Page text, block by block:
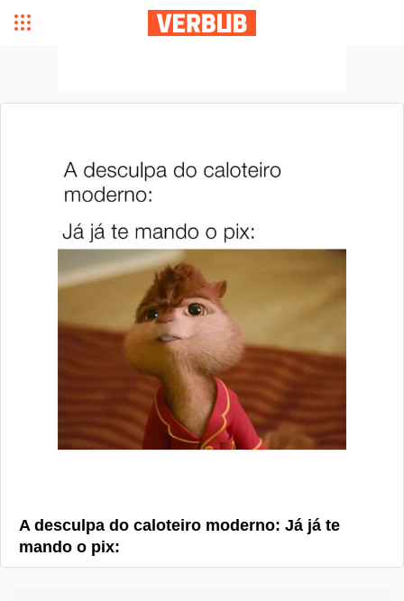
A desculpa do caloteiro moderno: Já já te
mando o pix: